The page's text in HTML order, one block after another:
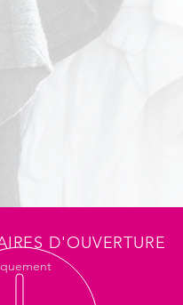
et taille en tricot
imprimées
latérales et poche poitrine
cordon de serrage. Polaire
suspension. Norme High
2016 Classe 2 (RIS-3279-
uniquement).
D'OUVERTURE